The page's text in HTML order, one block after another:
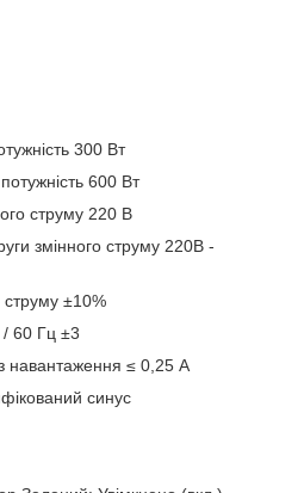
300 Вт
600 Вт
струму 220 В
змінного струму 220В -
струму ±10%
/ 60 Гц ±3
навантаження ≤ 0,25 А
синус